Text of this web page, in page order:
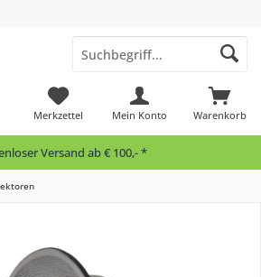
Warenkorb
Merkzettel Mein Konto
Versand ab € 100,- *